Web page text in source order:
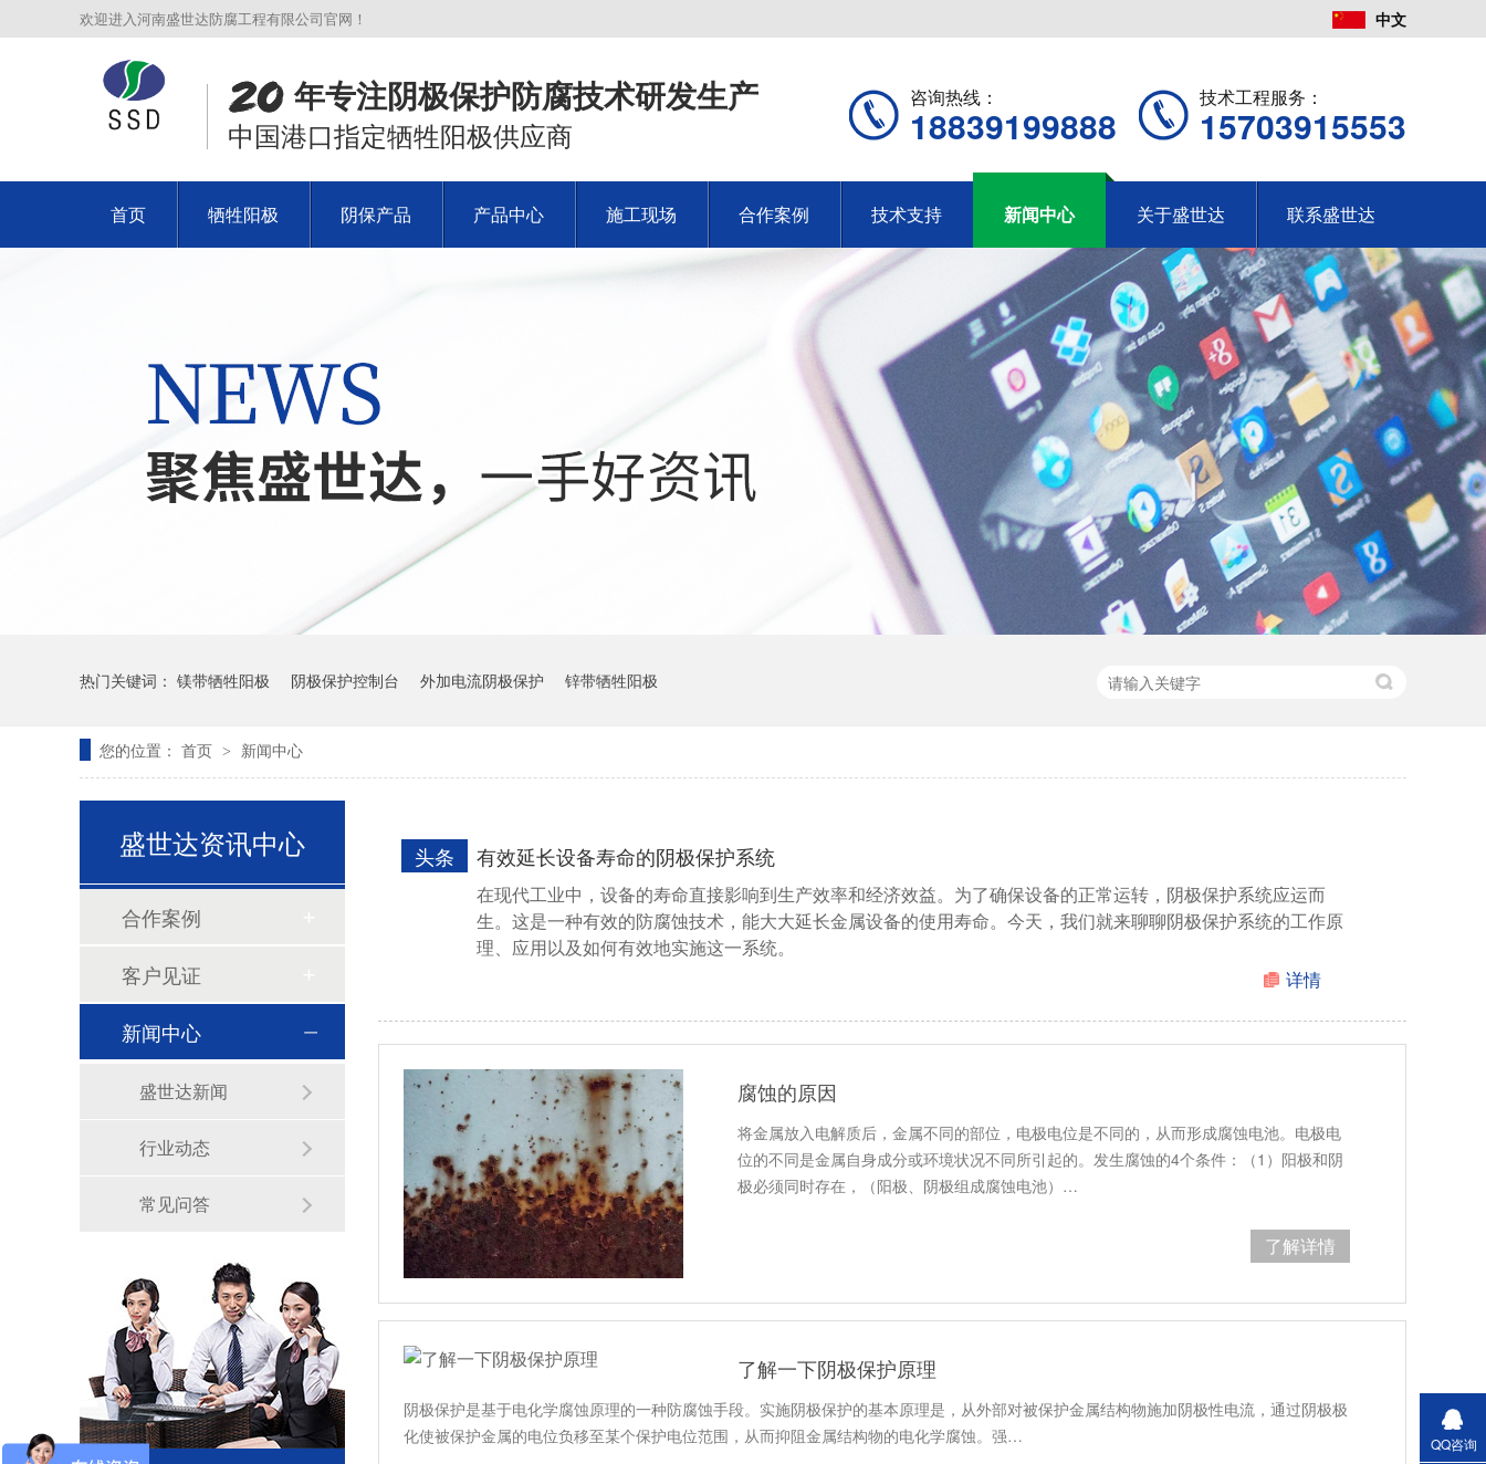
欢迎进入河南盛世达防腐工程有限公司官网！ 中文
年专注阴极保护防腐技术研发生产
中国港口指定牺牲阳极供应商
技术工程服务：
15703915553
咨询热线：
18839199888
首页 牺牲阳极 阴保产品 产品中心 施工现场 合作案例 技术支持 新闻中心 关于盛世达 联系盛世达
热门关键词： 镁带牺牲阳极 阴极保护控制台 外加电流阴极保护 锌带牺牲阳极
您的位置： 首页 > 新闻中心
有效延长设备寿命的阴极保护系统
头条
在现代工业中，设备的寿命直接影响到生产效率和经济效益。为了确保设备的正常运转，阴极保护系统应运而
生。这是一种有效的防腐蚀技术，能大大延长金属设备的使用寿命。今天，我们就来聊聊阴极保护系统的工作原
理、应用以及如何有效地实施这一系统。
详情
腐蚀的原因
将金属放入电解质后，金属不同的部位，电极电位是不同的，从而形成腐蚀电池。电极电
位的不同是金属自身成分或环境状况不同所引起的。发生腐蚀的4个条件：（1）阳极和阴
极必须同时存在，（阳极、阴极组成腐蚀电池）…
了解详情
了解一下阴极保护原理
阴极保护是基于电化学腐蚀原理的一种防腐蚀手段。实施阴极保护的基本原理是，从外部对被保护金属结构物施加阴极性电流，通过阴极极
化使被保护金属的电位负移至某个保护电位范围，从而抑阻金属结构物的电化学腐蚀。强…
盛世达资讯中心
合作案例
客户见证
新闻中心
盛世达新闻
行业动态
常见问答
QQ咨询